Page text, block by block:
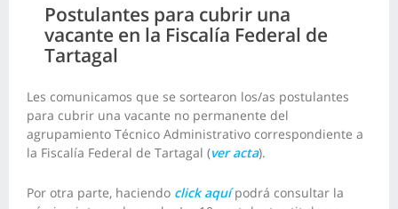
Postulantes para cubrir una
vacante en la Fiscalía Federal de
Tartagal
Les comunicamos que se sortearon los/as postulantes
para cubrir una vacante no permanente del
agrupamiento Técnico Administrativo correspondiente a
la Fiscalía Federal de Tartagal (ver acta).
Por otra parte, haciendo click aquípodrá consultar la